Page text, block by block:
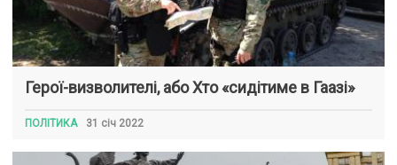
Герої-визволителі, або Хто «сидітиме в Гаазі»
ПОЛІТИКА 31 січ 2022